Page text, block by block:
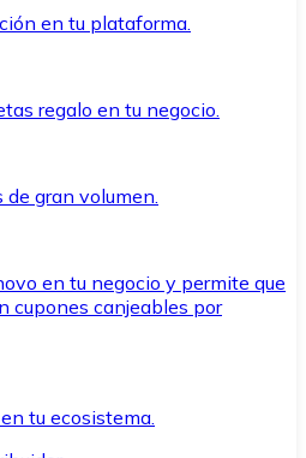
en tu plataforma.
regalo en tu negocio.
de gran volumen.
en tu negocio y permite que
cupones canjeables por
tu ecosistema.